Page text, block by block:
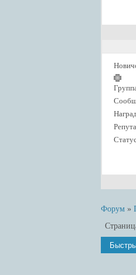
Форум »